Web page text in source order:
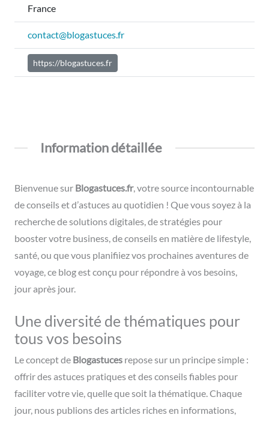
France
contact@blogastuces.fr
https://blogastuces.fr
Information détaillée
Bienvenue sur Blogastuces.fr, votre source incontournable
de conseils et d’astuces au quotidien ! Que vous soyez à la
recherche de solutions digitales, de stratégies pour
booster votre business, de conseils en matière de lifestyle,
santé, ou que vous planifiiez vos prochaines aventures de
voyage, ce blog est conçu pour répondre à vos besoins,
jour après jour.
Une diversité de thématiques pour
tous vos besoins
Le concept de Blogastucesrepose sur un principe simple :
offrir des astuces pratiques et des conseils fiables pour
faciliter votre vie, quelle que soit la thématique. Chaque
jour, nous publions des articles riches en informations,